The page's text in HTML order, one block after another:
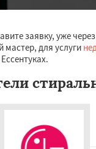
заявку, уже
для услуги